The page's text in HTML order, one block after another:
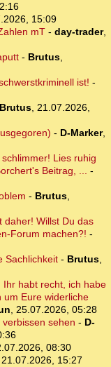
15:09
mT- day-trader,
- Brutus,
ist! -
Brutus, 21.07.2026,
- D-Marker,
Lies ruhig
Beitrag, ... -
- Brutus,
daher! Willst Du das
Forum machen?! -
Sachlichkeit- Brutus,
Ihr habt recht, ich habe
um Eure widerliche
, 25.07.2026, 05:28
sehen - D-
08:30
21.07.2026, 15:27